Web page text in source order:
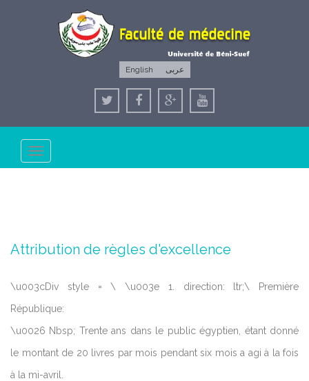
English عربى
Toggle
navigation
Attribution de règles d'excellence
\u003cDiv style = \ \u003e 1. direction: ltr;\ Première
République:
\u0026 Nbsp; Trente ans dans le public égyptien, étant donné
le montant de 20 livres par mois pendant six mois a agi à la fois
à la mi-avril.